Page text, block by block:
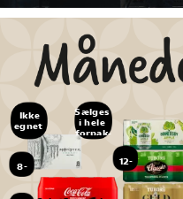
12-
pak
Sælges
i hele
forpak-
ninger
8-
pak
Ikke
egnet
til
børn